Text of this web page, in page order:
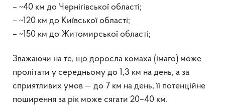
– ~40 км до Чернігівської області;
– ~120 км до Київської області;
– ~150 км до Житомирської області;
Зважаючи на те, що доросла комаха (імаго) може
пролітати у середньому до 1,3 км на день, а за
сприятливих умов — до 7 км на день, її потенційне
поширення за рік може сягати 20–40 км.